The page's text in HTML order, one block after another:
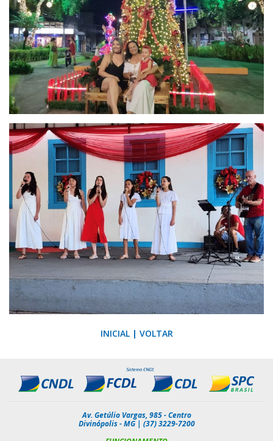
INICIAL| VOLTAR
Av. Getúlio Vargas, 985 - Centro
Divinópolis - MG | (37) 3229-7200